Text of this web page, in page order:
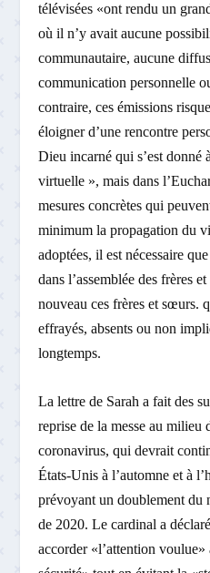
télévisées «ont rendu un
où il n’y avait aucune
communautaire, aucune
communication personnelle
contraire, ces émissions
éloigner d’une rencontre
Dieu incarné qui s’est donné
virtuelle », mais dans
mesures concrètes qui
minimum la propagation du
adoptées, il est nécessaire
dans l’assemblée des frères
nouveau ces frères et sœurs.
effrayés, absents ou non
longtemps.
La lettre de Sarah a fait des
reprise de la messe au milieu
coronavirus, qui devrait
États-Unis à l’automne et à
prévoyant un doublement du
de 2020. Le cardinal a
accorder «l’attention